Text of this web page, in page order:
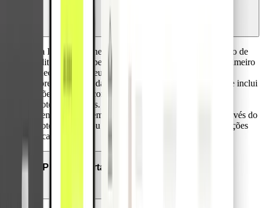
Visa Infinite Business é o mais elevado padrão de cartão de
crédito oferecido pela Visa. Orgulhamo-nos de ser o primeiro
fornecedor Europeu a satisfazer estes padrões para as
empresas, através da nossa proposta de valor única, que inclui
cartões premium com acesso a lounges de aeroportos e
pacotes de seguros.
As empresas podem obter acesso a estes benefícios através do
pacote Premium ou de volumes significativos de transações
em cartão.
A Pliant suporta Visa 3D Secure?